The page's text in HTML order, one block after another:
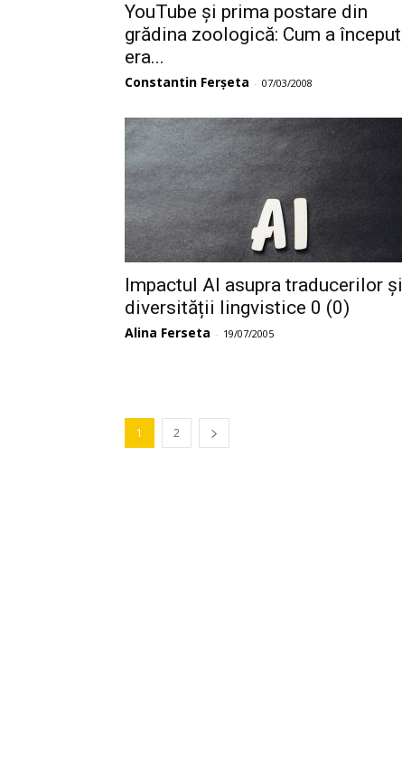
YouTube și prima postare din
grădina zoologică: Cum a început
era...
Constantin Ferșeta - 07/03/2008
Impactul AI asupra traducerilor și
diversității lingvistice 0 (0)
Alina Ferseta - 19/07/2005
1 2